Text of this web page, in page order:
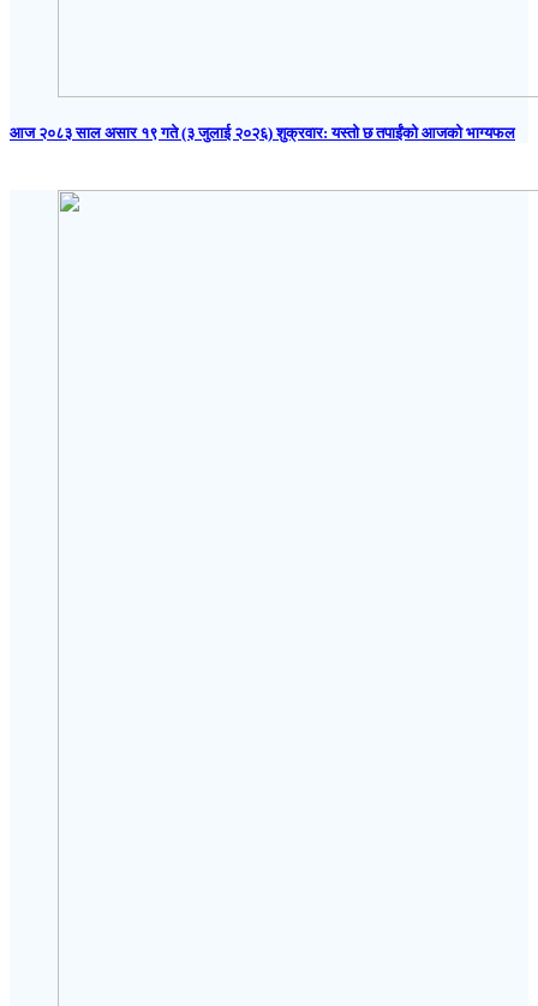
आज २०८३ साल असार १९ गते (३ जुलाई २०२६) शुक्रवार: यस्तो छ तपाईंको आजको भाग्यफल